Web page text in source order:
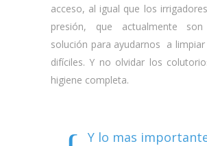
acceso, al igual que los
presión, que actualmente
solución para ayudarnos a limpiar
difíciles. Y no olvidar los
higiene completa.
Y lo mas